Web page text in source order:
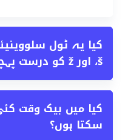
š، اور ž کو درست پہچانتا ہے؟
سکتا ہوں؟